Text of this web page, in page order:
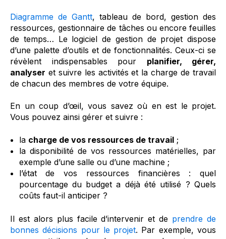
Diagramme de Gantt, tableau de bord, gestion des
ressources, gestionnaire de tâches ou encore feuilles
de temps… Le logiciel de gestion de projet dispose
d’une palette d’outils et de fonctionnalités. Ceux-ci se
révèlent indispensables pour planifier, gérer,
analyser et suivre les activités et la charge de travail
de chacun des membres de votre équipe.
En un coup d’œil, vous savez où en est le projet.
Vous pouvez ainsi gérer et suivre :
la charge de vos ressources de travail;
la disponibilité de vos ressources matérielles, par
exemple d’une salle ou d’une machine ;
l’état de vos ressources financières : quel
pourcentage du budget a déjà été utilisé ? Quels
coûts faut-il anticiper ?
Il est alors plus facile d’intervenir et de prendre de
bonnes décisions pour le projet. Par exemple, vous